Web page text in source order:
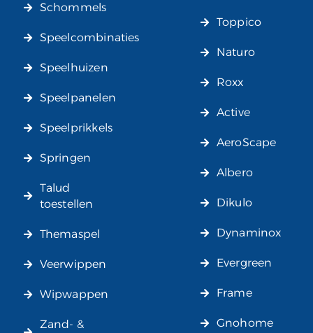
Schommels
Speelcombinaties
Speelhuizen
Speelpanelen
Speelprikkels
Springen
Talud
toestellen
Themaspel
Veerwippen
Wipwappen
Zand- &
Toppico
Naturo
Roxx
Active
AeroScape
Albero
Dikulo
Dynaminox
Evergreen
Frame
Gnohome